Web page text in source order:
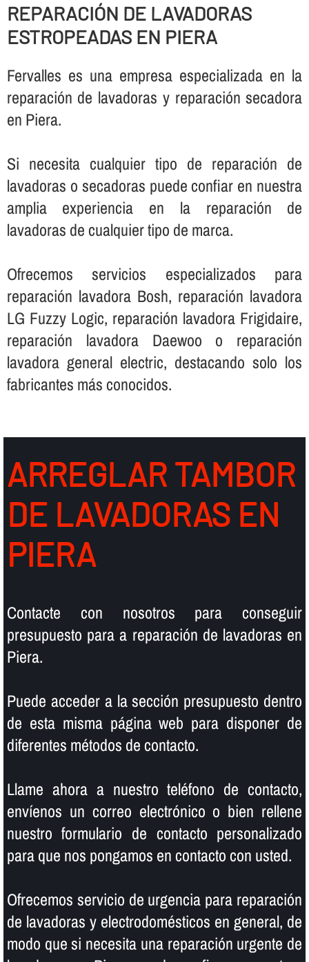
REPARACIÓN DE LAVADORAS
ESTROPEADAS EN PIERA
Fervalles es una empresa especializada en la
reparación de lavadoras y reparación secadora
en Piera.
Si necesita cualquier tipo de reparación de
lavadoras o secadoras puede confiar en nuestra
amplia experiencia en la reparación de
lavadoras de cualquier tipo de marca.
Ofrecemos servicios especializados para
reparación lavadora Bosh, reparación lavadora
LG Fuzzy Logic, reparación lavadora Frigidaire,
reparación lavadora Daewoo o reparación
lavadora general electric, destacando solo los
fabricantes más conocidos.
ARREGLAR TAMBOR
DE LAVADORAS EN
PIERA
Contacte con nosotros para conseguir
presupuesto para a reparación de lavadoras en
Piera.
Puede acceder a la sección presupuesto dentro
de esta misma página web para disponer de
diferentes métodos de contacto.
Llame ahora a nuestro teléfono de contacto,
enví­enos un correo electrónico o bien rellene
nuestro formulario de contacto personalizado
para que nos pongamos en contacto con usted.
Ofrecemos servicio de urgencia para reparación
de lavadoras y electrodomésticos en general, de
modo que si necesita una reparación urgente de